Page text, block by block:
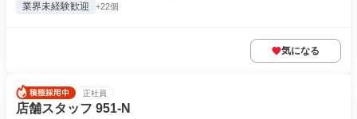
業界未経験歓迎 +22個
気になる
正社員
店舗スタッフ 951-N